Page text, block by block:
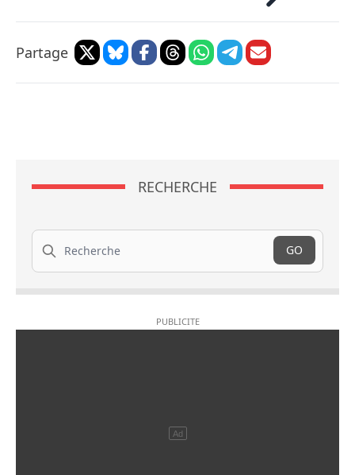
Partage
RECHERCHE
Recherche
GO